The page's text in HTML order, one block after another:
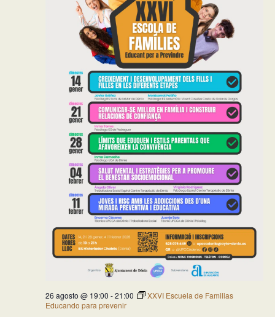
26 agosto @ 19:00 -21:00
XXVI Escuela de Familias
Educando para prevenir